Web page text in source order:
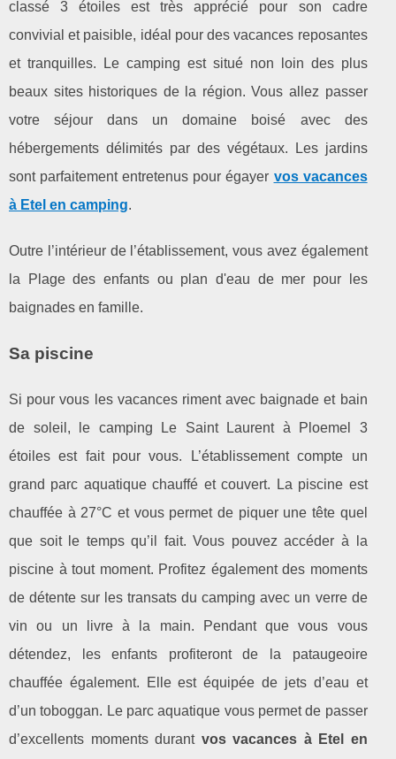
classé 3 étoiles est très apprécié pour son cadre
convivial et paisible, idéal pour des vacances reposantes
et tranquilles. Le camping est situé non loin des plus
beaux sites historiques de la région. Vous allez passer
votre séjour dans un domaine boisé avec des
hébergements délimités par des végétaux. Les jardins
sont parfaitement entretenus pour égayer vos vacances
à Etel en camping.
Outre l’intérieur de l’établissement, vous avez également
la Plage des enfants ou plan d'eau de mer pour les
baignades en famille.
Sa piscine
Si pour vous les vacances riment avec baignade et bain
de soleil, le camping Le Saint Laurent à Ploemel 3
étoiles est fait pour vous. L’établissement compte un
grand parc aquatique chauffé et couvert. La piscine est
chauffée à 27°C et vous permet de piquer une tête quel
que soit le temps qu’il fait. Vous pouvez accéder à la
piscine à tout moment. Profitez également des moments
de détente sur les transats du camping avec un verre de
vin ou un livre à la main. Pendant que vous vous
détendez, les enfants profiteront de la pataugeoire
chauffée également. Elle est équipée de jets d’eau et
d’un toboggan. Le parc aquatique vous permet de passer
d’excellents moments durant vos vacances à Etel en